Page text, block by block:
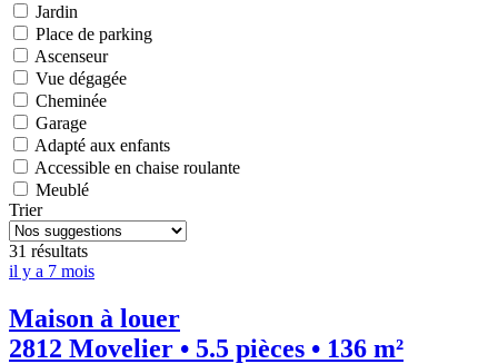
Jardin
Place de parking
Ascenseur
Vue dégagée
Cheminée
Garage
Adapté aux enfants
Accessible en chaise roulante
Meublé
Trier
31 résultats
il y a 7 mois
Maison à louer
2812 Movelier • 5.5 pièces • 136 m²